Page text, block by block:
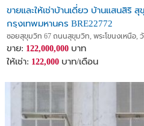
ขายและให้เช่าบ้านเดี่ยว บ้านแสนสิริ
กรุงเทพมหานคร BRE22772
ซอยสุขุมวิท 67 ถนนสุขุมวิท, พระโขนงเหนือ,
ขาย: 122,000,000 บาท
ให้เช่า: 122,000 บาท/เดือน